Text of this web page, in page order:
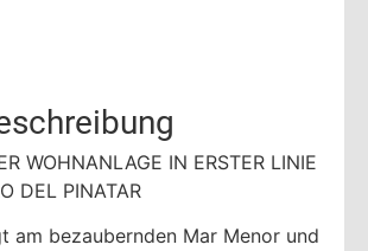
WOHNANLAGE IN ERSTER LINIE
DEL PINATAR
am bezaubernden Mar Menor und